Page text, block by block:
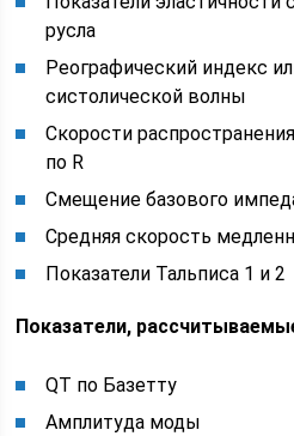
русла
Реографический индекс
систолической волны
Скорости
по R
Смещение базового
Средняя скорость
Показатели Тальписа 1 и 2
Показатели,
QT по Базетту
Амплитуда моды